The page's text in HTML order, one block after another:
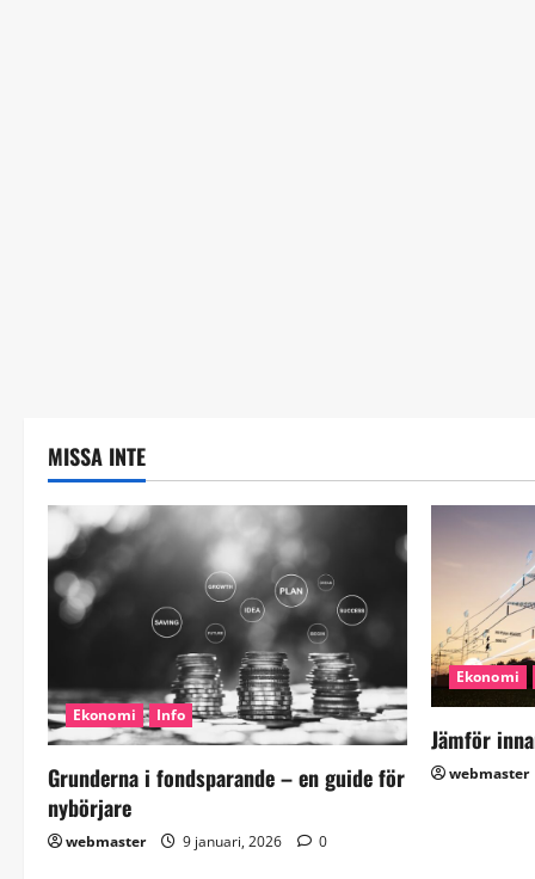
MISSA INTE
Ekonomi Info
Grunderna i fondsparande – en guide för
nybörjare
webmaster 9 januari, 2026 0
Ekonomi
Jämför
webmaster